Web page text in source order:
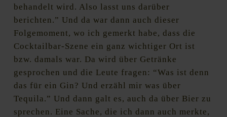
behandelt wird. Also lasst uns darüber
berichten.” Und da war dann auch dieser
Folgemoment, wo ich gemerkt habe, dass die
Cocktailbar-Szene ein ganz wichtiger Ort ist
bzw. damals war. Da wird über Getränke
gesprochen und die Leute fragen: “Was ist denn
das für ein Gin? Und erzähl mir was über
Tequila.” Und dann galt es, auch da über Bier zu
sprechen. Eine Sache, die ich dann auch merkte,